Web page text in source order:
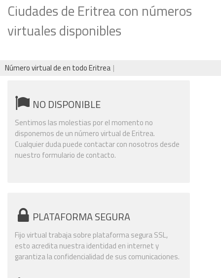
Ciudades de Eritrea con números
virtuales disponibles
Número virtual de en todo Eritrea
NO DISPONIBLE
Sentimos las molestias por el momento no
disponemos de un número virtual de Eritrea.
Cualquier duda puede contactar con nosotros desde
nuestro formulario de contacto.
PLATAFORMA SEGURA
Fijo virtual trabaja sobre plataforma segura SSL,
esto acredita nuestra identidad en internet y
garantiza la confidencialidad de sus comunicaciones.